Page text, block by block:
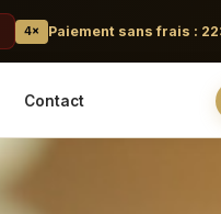
4× Paiement sans frais :
Contact